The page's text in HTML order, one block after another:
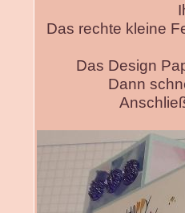
Das rechte kleine
Das Design
Dann